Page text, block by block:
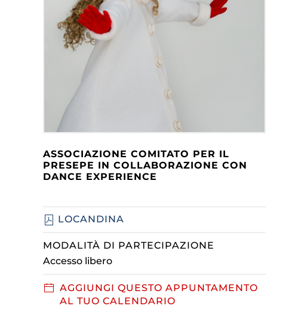
ASSOCIAZIONE COMITATO PER IL
PRESEPE IN COLLABORAZIONE CON
DANCE EXPERIENCE
LOCANDINA
MODALITÀ DI PARTECIPAZIONE
Accesso libero
AGGIUNGI QUESTO APPUNTAMENTO
AL TUO CALENDARIO